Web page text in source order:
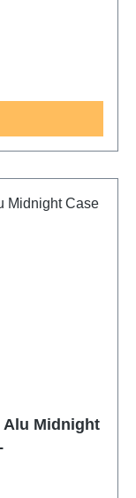
Alu Midnight